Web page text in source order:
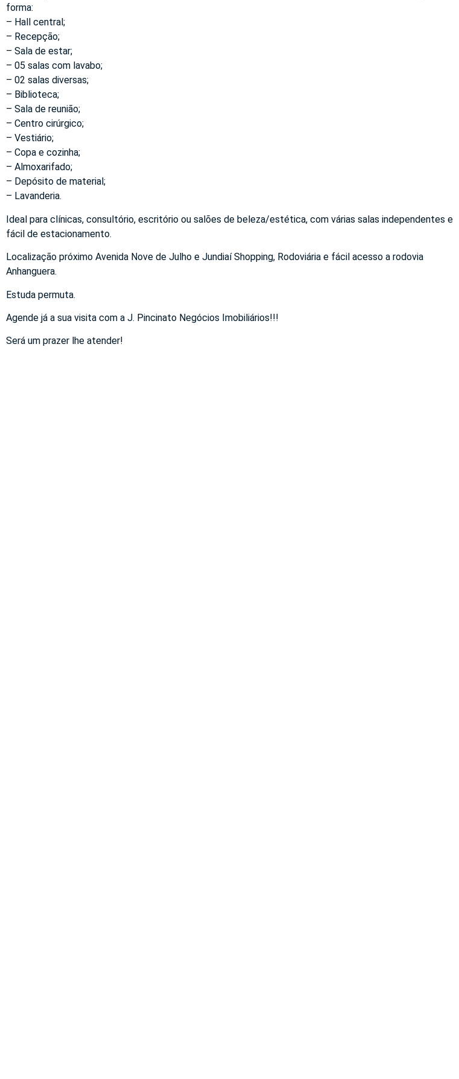
forma:
– Hall central;
– Recepção;
– Sala de estar;
– 05 salas com lavabo;
– 02 salas diversas;
– Biblioteca;
– Sala de reunião;
– Centro cirúrgico;
– Vestiário;
– Copa e cozinha;
– Almoxarifado;
– Depósito de material;
– Lavanderia.
Ideal para clínicas, consultório, escritório ou salões de beleza/estética, com várias salas independentes e
fácil de estacionamento.
Localização próximo Avenida Nove de Julho e Jundiaí Shopping, Rodoviária e fácil acesso a rodovia
Anhanguera.
Estuda permuta.
Agende já a sua visita com a J. Pincinato Negócios Imobiliários!!!
Será um prazer lhe atender!